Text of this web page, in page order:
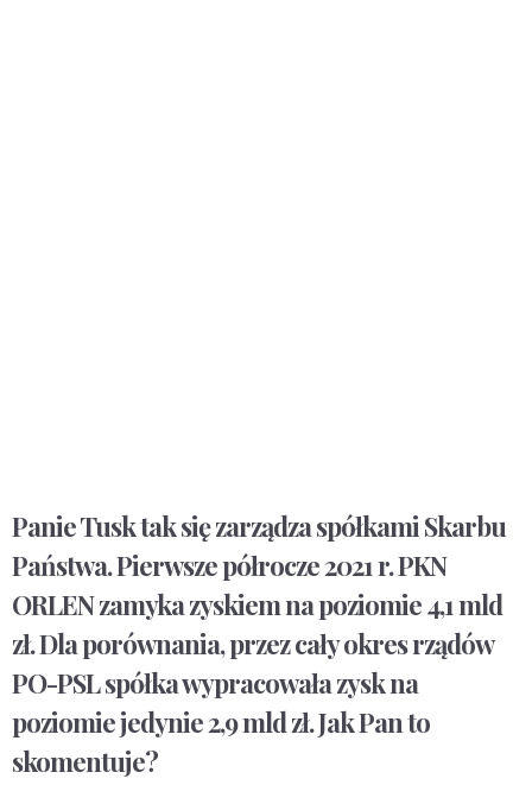
Panie Tusk tak się zarządza spółkami Skarbu
Państwa. Pierwsze półrocze 2021 r. PKN
ORLEN zamyka zyskiem na poziomie 4,1 mld
zł. Dla porównania, przez cały okres rządów
PO-PSL spółka wypracowała zysk na
poziomie jedynie 2,9 mld zł. Jak Pan to
skomentuje?